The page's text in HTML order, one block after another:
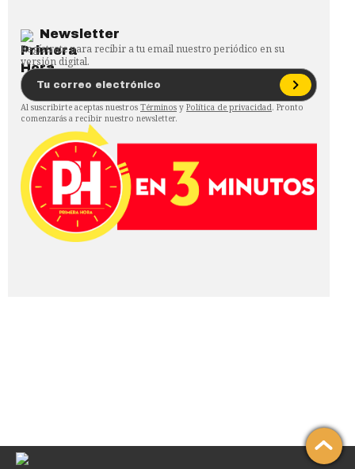
Newsletter
Regístrate para recibir a tu email nuestro periódico en su
versión digital.
Al suscribirte aceptas nuestros Términos y Política de privacidad. Pronto
comenzarás a recibir nuestro newsletter.